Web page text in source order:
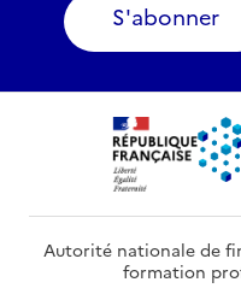
S'abonner
Autorité nationale de
formation